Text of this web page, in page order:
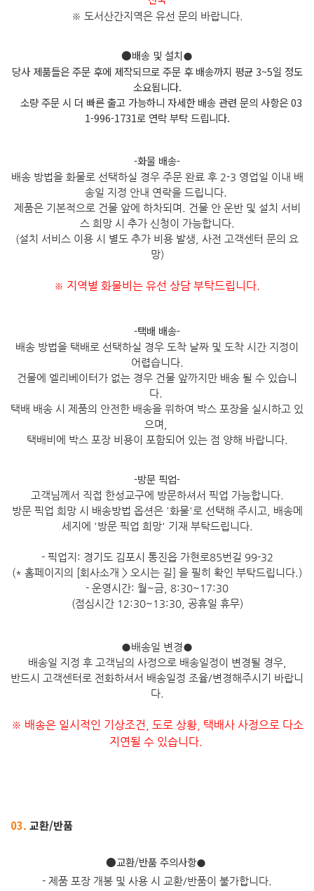
※ 도서산간지역은 유선 문의 바랍니다.
●배송 및 설치●
당사 제품들은 주문 후에 제작되므로 주문 후 배송까지 평균 3~5일 정도
소요됩니다.
소량 주문 시 더 빠른 출고 가능하니 자세한 배송 관련 문의 사항은 03
1-996-1731로 연락 부탁 드립니다.
-화물 배송-
배송 방법을 화물로 선택하실 경우 주문 완료 후 2-3 영업일 이내 배
송일 지정 안내 연락을 드립니다.
제품은 기본적으로 건물 앞에 하차되며. 건물 안 운반 및 설치 서비
스 희망 시 추가 신청이 가능합니다.
(설치 서비스 이용 시 별도 추가 비용 발생, 사전 고객센터 문의 요
망)
※ 지역별 화물비는 유선 상담 부탁드립니다.
-택배 배송-
배송 방법을 택배로 선택하실 경우 도착 날짜 및 도착 시간 지정이
어렵습니다.
건물에 엘리베이터가 없는 경우 건물 앞까지만 배송 될 수 있습니
다.
택배 배송 시 제품의 안전한 배송을 위하여 박스 포장을 실시하고 있
으며,
택배비에 박스 포장 비용이 포함되어 있는 점 양해 바랍니다.
-방문 픽업-
고객님께서 직접 한성교구에 방문하셔서 픽업 가능합니다.
방문 픽업 희망 시 배송방법 옵션은 '화물'로 선택해 주시고, 배송메
세지에 '방문 픽업 희망' 기재 부탁드립니다.
- 픽업지: 경기도 김포시 통진읍 가현로85번길 99-32
(* 홈페이지의 [회사소개 > 오시는 길] 을 필히 확인 부탁드립니다.)
- 운영시간: 월~금, 8:30~17:30
(점심시간 12:30~13:30, 공휴일 휴무)
●배송일 변경●
배송일 지정 후 고객님의 사정으로 배송일정이 변경될 경우,
반드시 고객센터로 전화하셔서 배송일정 조율/변경해주시기 바랍니
다.
※ 배송은 일시적인 기상조건, 도로 상황, 택배사 사정으로 다소
지연될 수 있습니다.
03. 교환/반품
​●교환/반품 주의사항●
- 제품 포장 개봉 및 사용 시 교환/반품이 불가합니다.